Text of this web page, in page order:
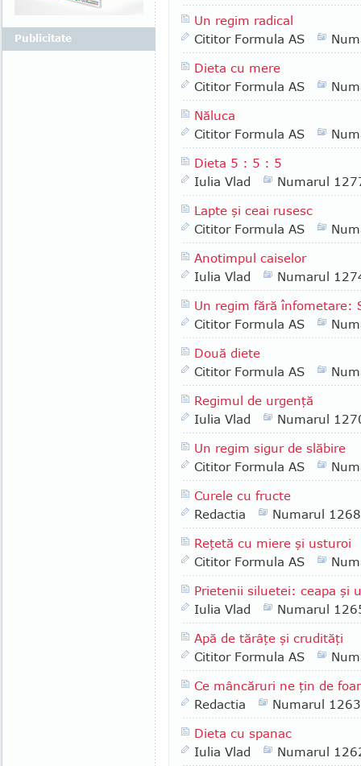
Un regim radical
Cititor Formula AS
Dieta cu mere
Cititor Formula AS
Năluca
Cititor Formula AS
Dieta 5 : 5 : 5
Iulia Vlad
Numarul
Lapte şi ceai rusesc
Cititor Formula AS
Anotimpul caiselor
Iulia Vlad
Numarul
Un regim fără înfometare:
Cititor Formula AS
Două diete
Cititor Formula AS
Regimul de urgenţă
Iulia Vlad
Numarul
Un regim sigur de slăbire
Cititor Formula AS
Curele cu fructe
Redactia
Numarul 1268
Reţetă cu miere şi usturoi
Cititor Formula AS
Prietenii siluetei: ceapa şi
Iulia Vlad
Numarul
Apă de tărâţe şi crudităţi
Cititor Formula AS
Ce mâncăruri ne ţin de
Redactia
Numarul 1263
Dieta cu spanac
Iulia Vlad
Numarul
Publicitate